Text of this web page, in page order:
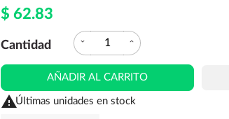
$ 62.83
Cantidad expand_more expand_less
AÑADIR AL CARRITO
Últimas unidades en stock